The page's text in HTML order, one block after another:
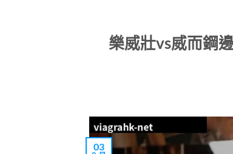
樂威壯vs威而鋼
03